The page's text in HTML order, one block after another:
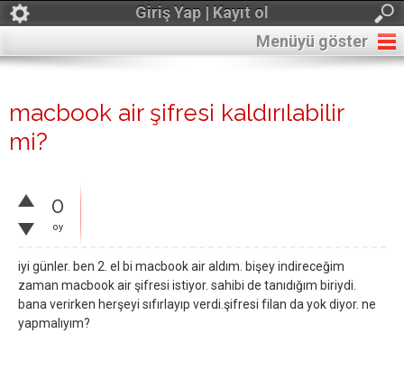
Giriş Yap | Kayıt ol
Menüyü göster
macbook air şifresi kaldırılabilir
mi?
0
oy
iyi günler. ben 2. el bi macbook air aldım. bişey indireceğim
zaman macbook air şifresi istiyor. sahibi de tanıdığım biriydi.
bana verirken herşeyi sıfırlayıp verdi.şifresi filan da yok diyor. ne
yapmalıyım?